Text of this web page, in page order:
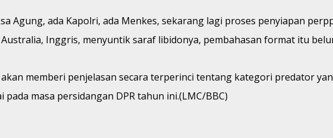
Agung, ada Kapolri, ada Menkes, sekarang lagi proses penyiapan
Inggris, menyuntik saraf libidonya, pembahasan format itu
memberi penjelasan secara terperinci tentang kategori predator
masa persidangan DPR tahun ini.(LMC/BBC)